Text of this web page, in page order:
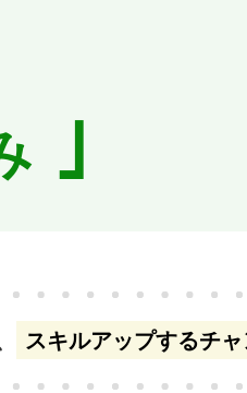
｣
スキルアップするチャ